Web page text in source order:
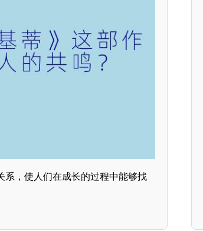
系，使人们在成长的过程中能够找